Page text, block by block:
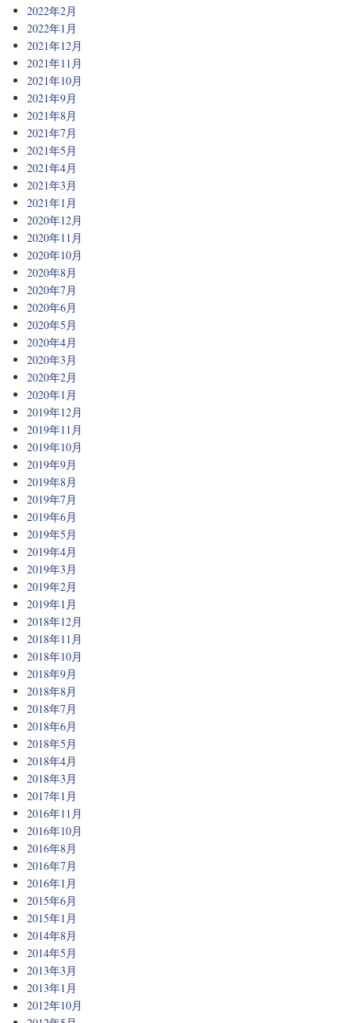
2022年2月
2022年1月
2021年12月
2021年11月
2021年10月
2021年9月
2021年8月
2021年7月
2021年5月
2021年4月
2021年3月
2021年1月
2020年12月
2020年11月
2020年10月
2020年8月
2020年7月
2020年6月
2020年5月
2020年4月
2020年3月
2020年2月
2020年1月
2019年12月
2019年11月
2019年10月
2019年9月
2019年8月
2019年7月
2019年6月
2019年5月
2019年4月
2019年3月
2019年2月
2019年1月
2018年12月
2018年11月
2018年10月
2018年9月
2018年8月
2018年7月
2018年6月
2018年5月
2018年4月
2018年3月
2017年1月
2016年11月
2016年10月
2016年8月
2016年7月
2016年1月
2015年6月
2015年1月
2014年8月
2014年5月
2013年3月
2013年1月
2012年10月